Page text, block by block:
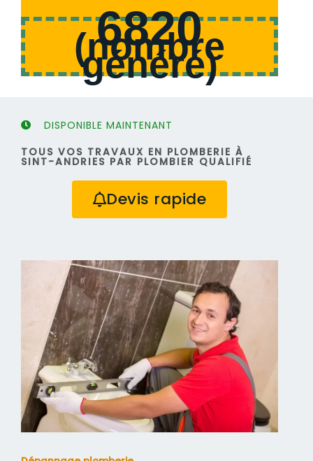
6820
(nombre
généré)
DISPONIBLE MAINTENANT
TOUS VOS TRAVAUX EN PLOMBERIE À
SINT-ANDRIES PAR PLOMBIER QUALIFIÉ
Devis rapide